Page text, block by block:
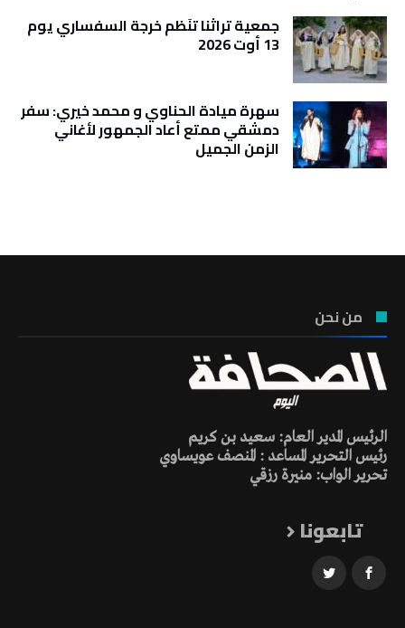
جمعية تراثنا تنَظم خرجة السفساري يوم
13 أوت 2026
سهرة ميادة الحناوي و محمد خيري: سفر
دمشقي ممتع أعاد الجمهور لأغاني
الزمن الجميل
من نحن
الرئيس المدير العام: سعيد بن كريم
رئيس التحرير المساعد : المنصف عويساوي
تحرير الواب: منيرة رزقي
تابعونا